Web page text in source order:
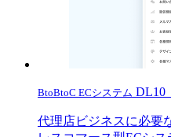
BtoBtoC ECシステム DL10
代理店ビジネスに必要